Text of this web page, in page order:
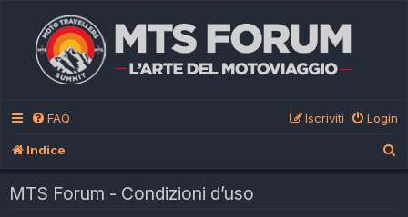
FAQ Login
Iscriviti
Indice
MTS Forum - Condizioni d’uso